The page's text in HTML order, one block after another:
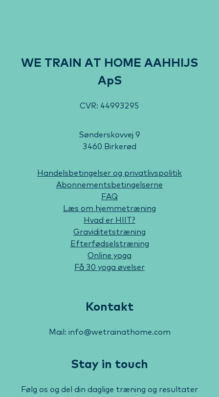
WE TRAIN AT HOME AAHHIJS
ApS
CVR: 44993295
Sønderskovvej 9
3460 Birkerød
Handelsbetingelser og privatlivspolitik
Abonnementsbetingelserne
FAQ
Læs om hjemmetræning
Hvad er HIIT?
Graviditetstræning
Efterfødselstræning
Online yoga
Få 30 yoga øvelser
Kontakt
Mail: info@wetrainathome.com
Stay in touch
Følg os og del din daglige træning og resultater